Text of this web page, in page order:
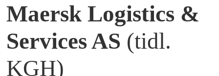
Maersk Logistics &
Services AS (tidl.
KGH)